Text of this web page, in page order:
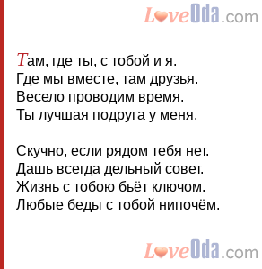
Там, где ты, с тобой и я.
Где мы вместе, там друзья.
Весело проводим время.
Ты лучшая подруга у меня.
Скучно, если рядом тебя нет.
Дашь всегда дельный совет.
Жизнь с тобою бьёт ключом.
Любые беды с тобой нипочём.